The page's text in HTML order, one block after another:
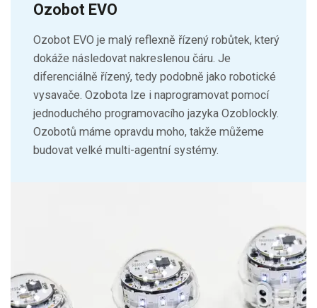
Ozobot EVO
Ozobot EVO je malý reflexně řízený robůtek, který
dokáže následovat nakreslenou čáru. Je
diferenciálně řízený, tedy podobně jako robotické
vysavače. Ozobota lze i naprogramovat pomocí
jednoduchého programovacího jazyka Ozoblockly.
Ozobotů máme opravdu moho, takže můžeme
budovat velké multi-agentní systémy.